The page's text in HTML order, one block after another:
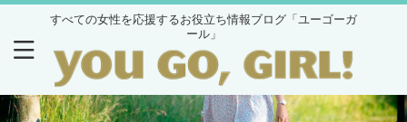
すべての女性を応援するお役立ち情報ブログ「ユーゴーガ
ール」